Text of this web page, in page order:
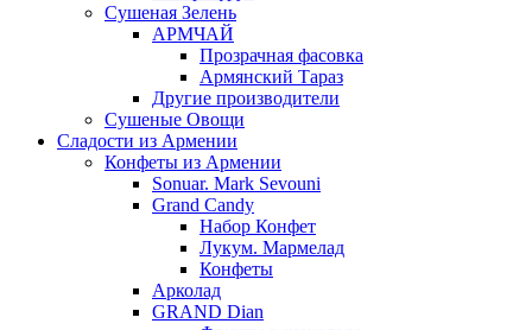
Сушеная Зелень
АРМЧАЙ
Прозрачная фасовка
Армянский Тараз
Другие производители
Сушеные Овощи
Сладости из Армении
Конфеты из Армении
Sonuar. Mark Sevouni
Grand Candy
Набор Конфет
Лукум. Мармелад
Конфеты
Арколад
GRAND Dian